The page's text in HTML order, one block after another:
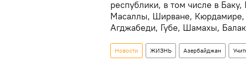
республики, в том числе в
Масаллы, Ширване,
Агджабеди, Губе, Шамахы,
Новости ЖИЗНЬ Азербайджан